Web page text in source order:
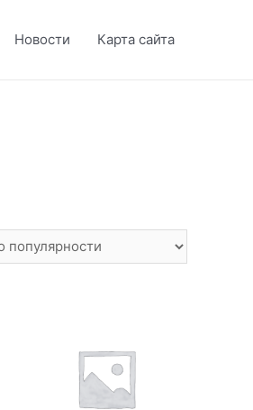
Новости Карта сайта